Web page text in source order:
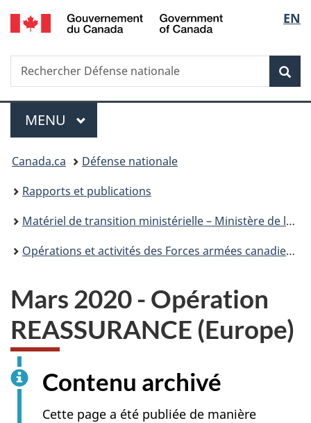
Passer
au
principal
Passer
à
Au
du
Passer
au
de
section
Passer
à
version
simplifiée
de
la
EN
Recherche
Rechercher
Défense
Menu
MENU PRINCIPAL
Vous
êtes
ici :
Canada.ca
Défense nationale
Rapports et publications
Matériel de transition ministérielle – Ministère de la Défense nationale
Opérations et activités des Forces armées canadiennes – cahier de transition mars 2020
Mars 2020 - Opération
REASSURANCE (Europe)
Contenu archivé
Cette page a été publiée de manière